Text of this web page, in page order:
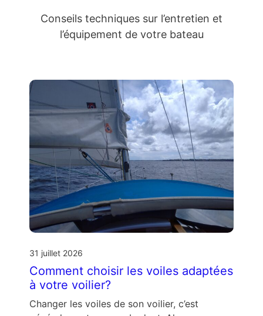
Conseils techniques sur l’entretien et
l’équipement de votre bateau
31 juillet 2026
Comment choisir les voiles adaptées
à votre voilier?
Changer les voiles de son voilier, c’est